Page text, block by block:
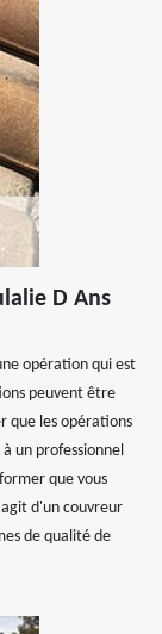
D Ans
opération qui est
peuvent être
que les opérations
un professionnel
que vous
d'un couvreur
de qualité de